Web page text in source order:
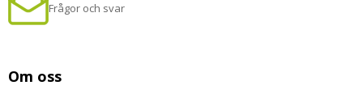
Frågor och svar
Om oss